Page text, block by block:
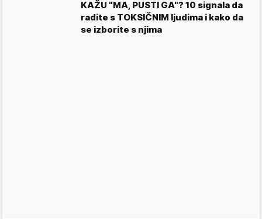
KAŽU "MA, PUSTI GA"? 10 signala da
radite s TOKSIČNIM ljudima i kako da
se izborite s njima